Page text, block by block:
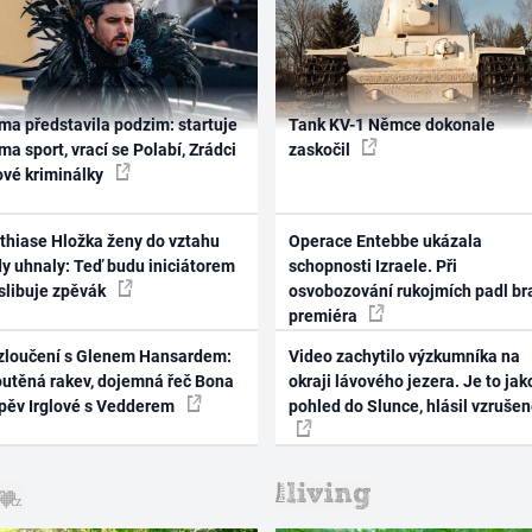
představila podzim: startuje
sport, vrací se Polabí, Zrádci
kriminálky
Hložka ženy do vztahu
uhnaly: Teď budu iniciátorem
zpěvák
s Glenem Hansardem:
rakev, dojemná řeč Bona
Irglové s Vedderem
Tank KV-1 Němce dokonale
zaskočil
Operace Entebbe ukázala
schopnosti Izraele. Při
osvobozování rukojmích padl
premiéra
Video zachytilo výzkumníka na
okraji lávového jezera. Je to
pohled do Slunce, hlásil